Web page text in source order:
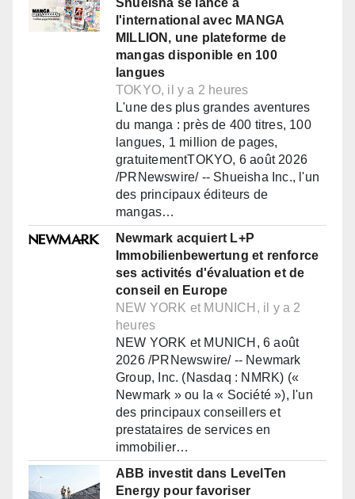
Shueisha se lance à
l'international avec MANGA
MILLION, une plateforme de
mangas disponible en 100
langues
TOKYO, il y a 2 heures
L'une des plus grandes aventures
du manga : près de 400 titres, 100
langues, 1 million de pages,
gratuitementTOKYO, 6 août 2026
/PRNewswire/ -- Shueisha Inc., l'un
des principaux éditeurs de
mangas…
Newmark acquiert L+P
Immobilienbewertung et renforce
ses activités d'évaluation et de
conseil en Europe
NEW YORK et MUNICH, il y a 2
heures
NEW YORK et MUNICH, 6 août
2026 /PRNewswire/ -- Newmark
Group, Inc. (Nasdaq : NMRK) («
Newmark » ou la « Société »), l'un
des principaux conseillers et
prestataires de services en
immobilier…
ABB investit dans LevelTen
Energy pour favoriser